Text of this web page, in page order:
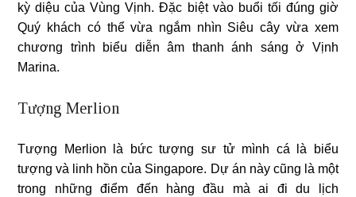
kỳ diệu của Vùng Vịnh. Đặc biệt vào buổi tối đúng giờ
Quý khách có thể vừa ngắm nhìn Siêu cây vừa xem
chương trình biểu diễn âm thanh ánh sáng ở Vịnh
Marina.
Tượng Merlion
Tượng Merlion là bức tượng sư tử mình cá là biểu
tượng và linh hồn của Singapore. Dự án này cũng là một
trong những điểm đến hàng đầu mà ai đi du lịch